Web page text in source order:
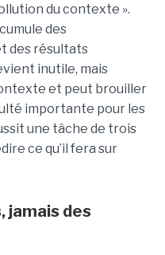
du contexte ».
des
des résultats
inutile, mais
et peut brouiller
importante pour les
une tâche de trois
ce qu’il fera sur
jamais des